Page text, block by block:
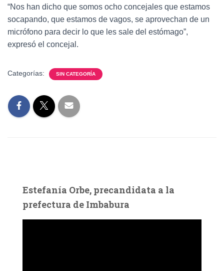
“Nos han dicho que somos ocho concejales que estamos
socapando, que estamos de vagos, se aprovechan de un
micrófono para decir lo que les sale del estómago”,
expresó el concejal.
Categorías: SIN CATEGORÍA
Estefanía Orbe, precandidata a la
prefectura de Imbabura